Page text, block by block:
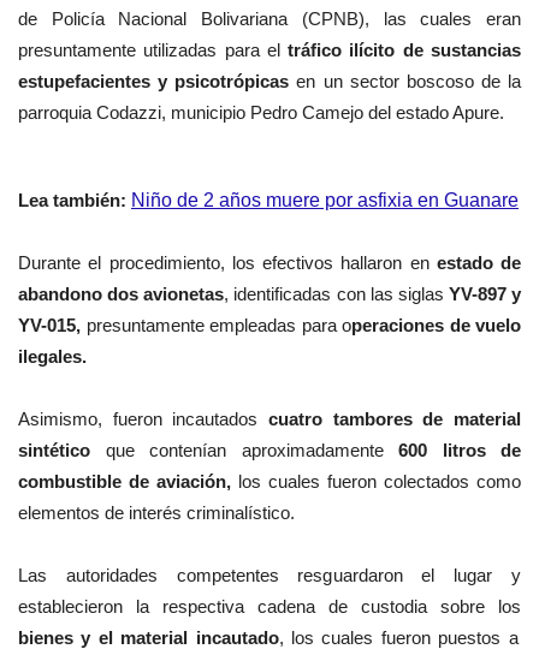
de Policía Nacional Bolivariana (CPNB), las cuales eran
presuntamente utilizadas para eltráfico ilícito de sustancias
estupefacientes y psicotrópicasen un sector boscoso de la
parroquia Codazzi, municipio Pedro Camejo del estado Apure.
Lea también: Niño de 2 años muere por asfixia en Guanare
Durante el procedimiento, los efectivos hallaron en estado de
abandono dos avionetas, identificadas con las siglas YV-897 y
YV-015, presuntamente empleadas para operaciones de vuelo
ilegales.
Asimismo, fueron incautados cuatro tambores de material
sintético que contenían aproximadamente 600 litros de
combustible de aviación, los cuales fueron colectados como
elementos de interés criminalístico.
Las autoridades competentes resguardaron el lugar y
establecieron la respectiva cadena de custodia sobre los
bienes y el material incautado, los cuales fueron puestos a